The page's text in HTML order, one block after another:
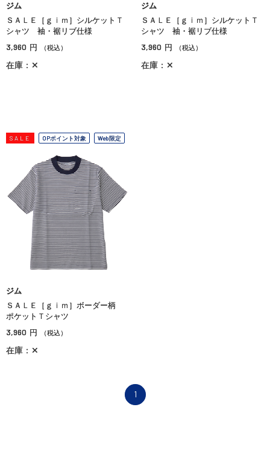
ジム
ＳＡＬＥ［ｇｉｍ］シルケットＴ
シャツ 袖・裾リブ仕様
3,960 円 （税込）
在庫：✕
ジム
ＳＡＬＥ［ｇｉｍ］シルケットＴ
シャツ 袖・裾リブ仕様
3,960 円 （税込）
在庫：✕
SALE OPポイント対象 Web限定
ジム
ＳＡＬＥ［ｇｉｍ］ボーダー柄
ポケットＴシャツ
3,960 円 （税込）
在庫：✕
1